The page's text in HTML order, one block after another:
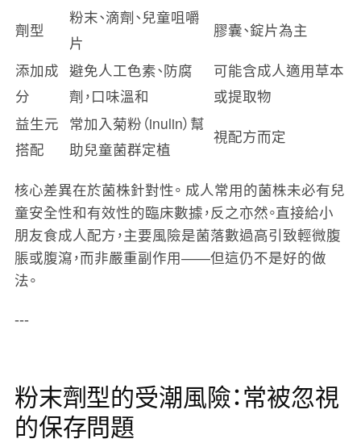
劑型
粉末、滴劑、兒童咀嚼
片
膠囊、錠片為主
添加成
分
避免人工色素、防腐
劑，口味溫和
可能含成人適用草本
或提取物
益生元
搭配
常加入菊粉（inulin）幫
助兒童菌群定植
視配方而定
核心差異在於菌株針對性。 成人常用的菌株未必有兒
童安全性和有效性的臨床數據，反之亦然。直接給小
朋友食成人配方，主要風險是菌落數過高引致輕微腹
脹或腹瀉，而非嚴重副作用——但這仍不是好的做
法。
---
粉末劑型的受潮風險：常被忽視
的保存問題